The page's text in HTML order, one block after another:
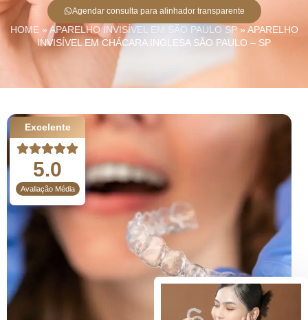
Agendar consulta para alinhador transparente
HOME»APARELHO INVISÍVEL EM SÃO PAULO SP» APARELHO
INVISÍVEL EM CHÁCARA INGLESA SÃO PAULO – SP
Excelente
5.0
Avaliação Média